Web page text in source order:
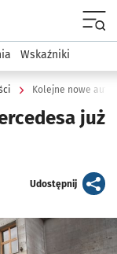
Prezydent
Wskaźniki
Kolejne nowe
już
Udostępnijartykuł